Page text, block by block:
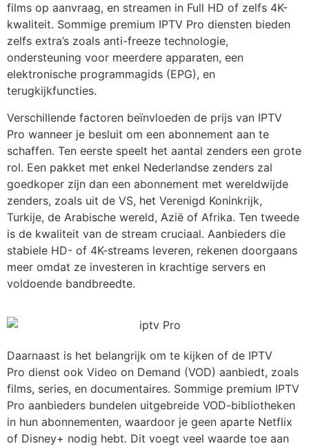
films op aanvraag, en streamen in Full HD of zelfs 4K-
kwaliteit. Sommige premium IPTV Pro diensten bieden
zelfs extra’s zoals anti-freeze technologie,
ondersteuning voor meerdere apparaten, een
elektronische programmagids (EPG), en
terugkijkfuncties.
Verschillende factoren beïnvloeden de prijs van IPTV
Pro wanneer je besluit om een abonnement aan te
schaffen. Ten eerste speelt het aantal zenders een grote
rol. Een pakket met enkel Nederlandse zenders zal
goedkoper zijn dan een abonnement met wereldwijde
zenders, zoals uit de VS, het Verenigd Koninkrijk,
Turkije, de Arabische wereld, Azië of Afrika. Ten tweede
is de kwaliteit van de stream cruciaal. Aanbieders die
stabiele HD- of 4K-streams leveren, rekenen doorgaans
meer omdat ze investeren in krachtige servers en
voldoende bandbreedte.
Daarnaast is het belangrijk om te kijken of de IPTV
Pro dienst ook Video on Demand (VOD) aanbiedt, zoals
films, series, en documentaires. Sommige premium IPTV
Pro aanbieders bundelen uitgebreide VOD-bibliotheken
in hun abonnementen, waardoor je geen aparte Netflix
of Disney+ nodig hebt. Dit voegt veel waarde toe aan